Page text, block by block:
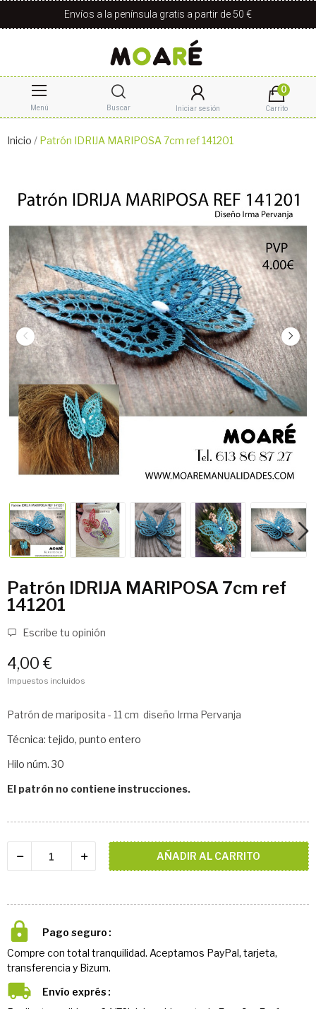
Envíos a la península gratis a partir de 50 €
Menú Buscar Iniciar sesión
0
Carrito
Inicio Patrón IDRIJA MARIPOSA 7cm ref 141201
Patrón IDRIJA MARIPOSA 7cm ref
141201
Escribe tu opinión
4,00 €
Impuestos incluidos
Patrón de mariposita - 11 cm diseño Irma Pervanja
Técnica: tejido, punto entero
Hilo núm. 30
El patrón no contiene instrucciones.
AÑADIR AL CARRITO
Pago seguro
Compre con total tranquilidad. Aceptamos PayPal, tarjeta,
transferencia y Bizum.
Envío exprés